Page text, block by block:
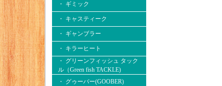
・ ギミック
・ キャスティーク
・ ギャンブラー
・ キラーヒート
・ グリーンフィッシュ タック
ル（Green fish TACKLE)
・ グゥーバー(GOOBER)